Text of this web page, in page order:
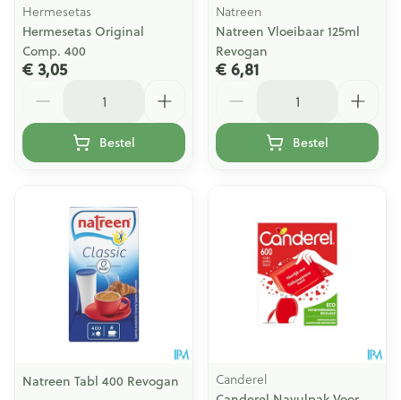
Hermesetas
Hermesetas Original
Comp. 400
€ 3,05
Bestel
Natreen
Natreen Vloeibaar 125ml
Revogan
€ 6,81
Bestel
Natreen Tabl 400 Revogan Canderel